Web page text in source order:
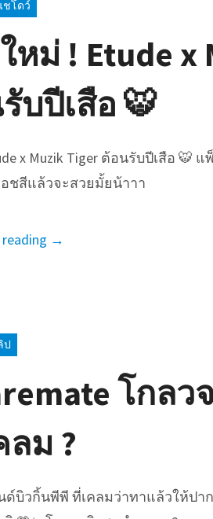
ชโดว์
หม่ ! Etude x
บปีเสือ 🐯
x Muzik Tiger ต้อนรับปีเสือ 🐯 แ
ชสีแล้วจะสวยมั้ยน้าาา
reading →
ป
โกลว
ลม ?
ด์บิวกิ้นพีพี ที่เคลมว่าทาแล้วให้ปา